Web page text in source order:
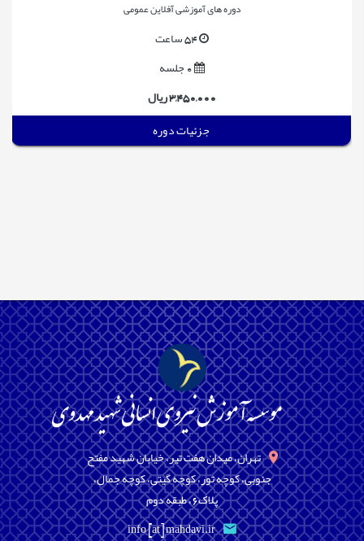
دوره های آموزشی آفلاین عمومی
54 ساعت
3,450,000 ریال
جزئیات دوره
تهران، میدان هفت تیر، خیابان شهید مفتح
جنوبی، کوچه تور، کوچه گیتی، کوچه جمال،
پلاک6، طبقه دوم
info [at] mahdavi.ir